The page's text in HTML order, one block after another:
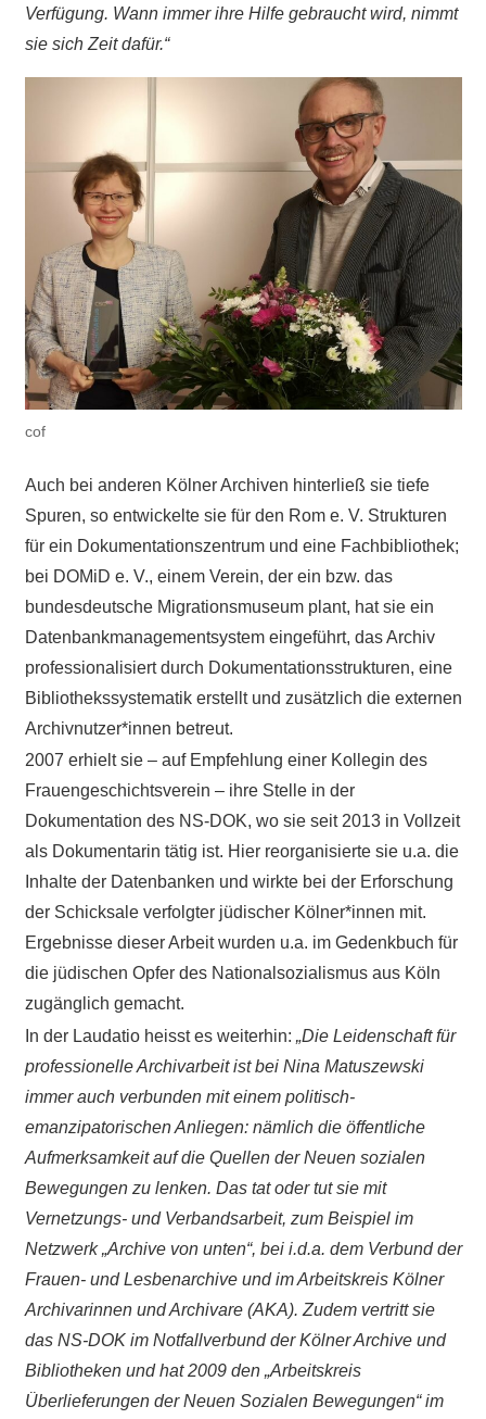
Verfügung. Wann immer ihre Hilfe gebraucht wird, nimmt
sie sich Zeit dafür.“
cof
Auch bei anderen Kölner Archiven hinterließ sie tiefe
Spuren, so entwickelte sie für den Rom e. V. Strukturen
für ein Dokumentationszentrum und eine Fachbibliothek;
bei DOMiD e. V., einem Verein, der ein bzw. das
bundesdeutsche Migrationsmuseum plant, hat sie ein
Datenbankmanagementsystem eingeführt, das Archiv
professionalisiert durch Dokumentationsstrukturen, eine
Bibliothekssystematik erstellt und zusätzlich die externen
Archivnutzer*innen betreut.
2007 erhielt sie – auf Empfehlung einer Kollegin des
Frauengeschichtsverein – ihre Stelle in der
Dokumentation des NS-DOK, wo sie seit 2013 in Vollzeit
als Dokumentarin tätig ist. Hier reorganisierte sie u.a. die
Inhalte der Datenbanken und wirkte bei der Erforschung
der Schicksale verfolgter jüdischer Kölner*innen mit.
Ergebnisse dieser Arbeit wurden u.a. im Gedenkbuch für
die jüdischen Opfer des Nationalsozialismus aus Köln
zugänglich gemacht.
In der Laudatio heisst es weiterhin: „Die Leidenschaft für
professionelle Archivarbeit ist bei Nina Matuszewski
immer auch verbunden mit einem politisch-
emanzipatorischen Anliegen: nämlich die öffentliche
Aufmerksamkeit auf die Quellen der Neuen sozialen
Bewegungen zu lenken. Das tat oder tut sie mit
Vernetzungs- und Verbandsarbeit, zum Beispiel im
Netzwerk „Archive von unten“, bei i.d.a. dem Verbund der
Frauen- und Lesbenarchive und im Arbeitskreis Kölner
Archivarinnen und Archivare (AKA). Zudem vertritt sie
das NS-DOK im Notfallverbund der Kölner Archive und
Bibliotheken und hat 2009 den „Arbeitskreis
Überlieferungen der Neuen Sozialen Bewegungen“ im